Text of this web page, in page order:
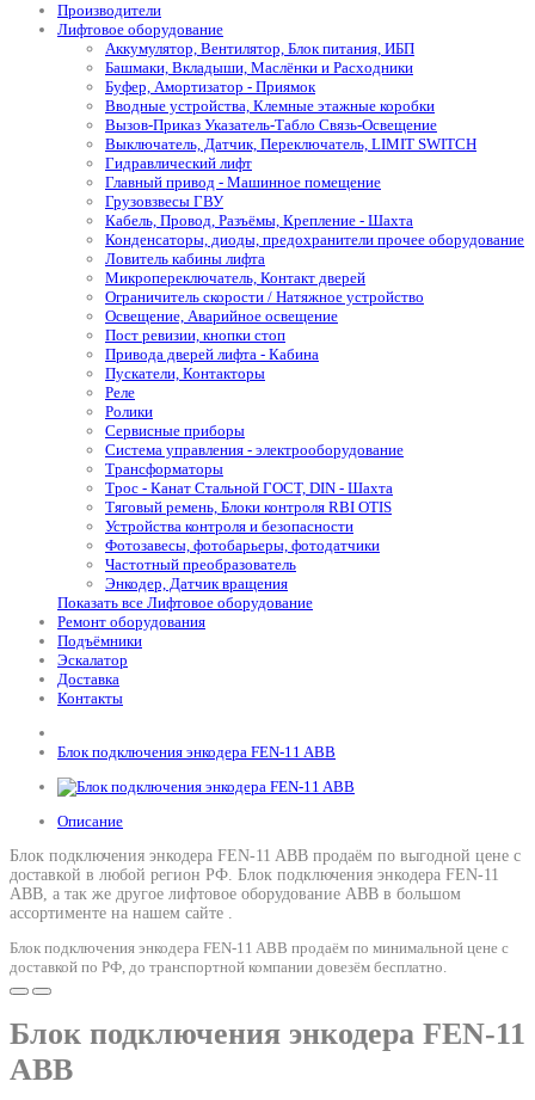
Производители
Лифтовое оборудование
Аккумулятор, Вентилятор, Блок питания, ИБП
Башмаки, Вкладыши, Маслёнки и Расходники
Буфер, Амортизатор - Приямок
Вводные устройства, Клемные этажные коробки
Вызов-Приказ Указатель-Табло Связь-Освещение
Выключатель, Датчик, Переключатель, LIMIT SWITCH
Гидравлический лифт
Главный привод - Машинное помещение
Грузовзвесы ГВУ
Кабель, Провод, Разъёмы, Крепление - Шахта
Конденсаторы, диоды, предохранители прочее оборудование
Ловитель кабины лифта
Микропереключатель, Контакт дверей
Ограничитель скорости / Натяжное устройство
Освещение, Аварийное освещение
Пост ревизии, кнопки стоп
Привода дверей лифта - Кабина
Пускатели, Контакторы
Реле
Ролики
Сервисные приборы
Система управления - электрооборудование
Трансформаторы
Трос - Канат Стальной ГОСТ, DIN - Шахта
Тяговый ремень, Блоки контроля RBI OTIS
Устройства контроля и безопасности
Фотозавесы, фотобарьеры, фотодатчики
Частотный преобразователь
Энкодер, Датчик вращения
Показать все Лифтовое оборудование
Ремонт оборудования
Подъёмники
Эскалатор
Доставка
Контакты
Блок подключения энкодера FEN-11 ABB
Описание
Блок подключения энкодера FEN-11 ABB продаём по выгодной цене с
доставкой в любой регион РФ. Блок подключения энкодера FEN-11
ABB, а так же другое лифтовое оборудование ABB в большом
ассортименте на нашем сайте .
Блок подключения энкодера FEN-11 ABB продаём по минимальной цене с
доставкой по РФ, до транспортной компании довезём бесплатно.
Блок подключения энкодера FEN-11
ABB